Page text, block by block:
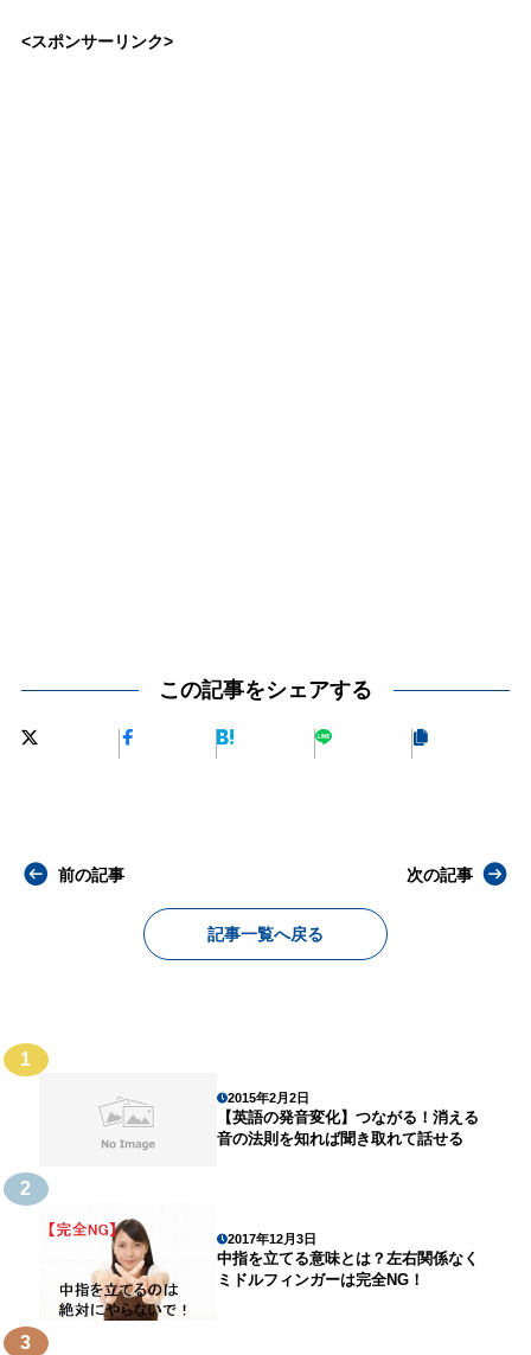
<スポンサーリンク>
この記事をシェアする
前の記事
記事一覧へ戻る
次の記事
1
2015年2月2日
【英語の発音変化】つながる！消える
音の法則を知れば聞き取れて話せる
2
2017年12月3日
中指を立てる意味とは？左右関係なく
ミドルフィンガーは完全NG！
3